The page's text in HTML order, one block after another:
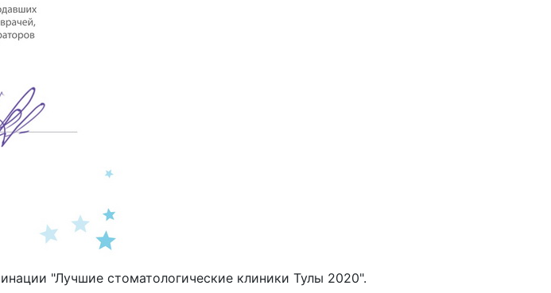
"Лучшие стоматологические клиники Тулы 2020".